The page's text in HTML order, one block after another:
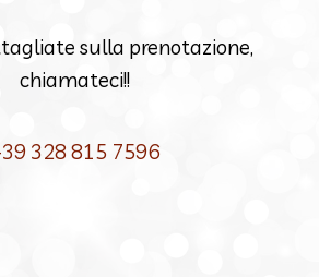
sulla prenotazione,
chiamateci!!
328 815 7596